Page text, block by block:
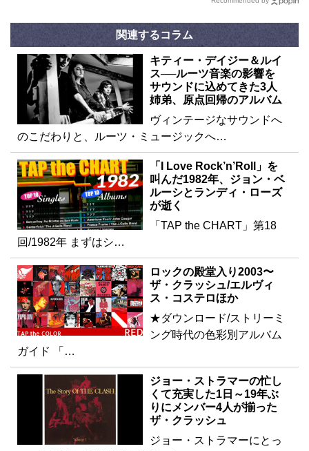
関連するコラム
キティー・デイジー＆ルイ
ス──ルーツ音楽の影響を
サウンドに込めてきた3人
姉弟、原点回帰のアルバム
ヴィンテージなサウンドへ
のこだわりと、ルーツ・ミュージックへ…
「I Love Rock’n’Roll」を
叫んだ1982年、ジョン・ベ
ルーシとランディ・ローズ
が逝く
「TAP the CHART」第18
回/1982年 まずはシ…
ロックの殿堂入り2003〜
ザ・クラッシュ/エルヴィ
ス・コステロほか
★ダウンロード/ストリーミ
ング時代の色彩別アルバム
ガイド 「…
ジョー・ストラマーの忙し
くて充実した1日～19年ぶ
りにメンバー4人が揃った
ザ・クラッシュ
ジョー・ストラマーにとっ